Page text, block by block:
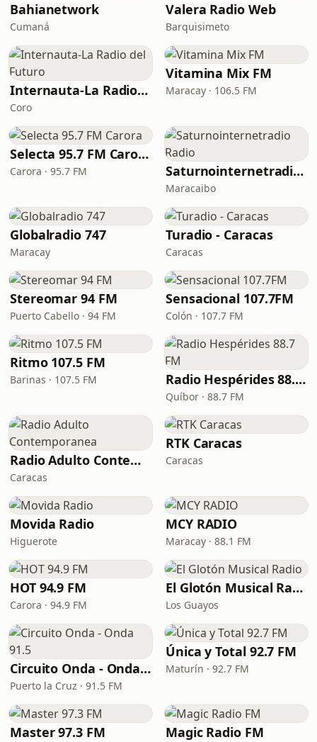
Bahianetwork
Cumaná
Valera Radio Web
Barquisimeto
Internauta-La Radio del Futuro
Coro
Vitamina Mix FM
Maracay · 106.5 FM
Selecta 95.7 FM Carora
Carora · 95.7 FM Saturnointernetradio Radio
Maracaibo
Globalradio 747
Maracay
Turadio - Caracas
Caracas
Stereomar 94 FM
Puerto Cabello · 94 FM
Sensacional 107.7FM
Colón · 107.7 FM
Ritmo 107.5 FM
Barinas · 107.5 FM Radio Hespérides 88.7 FM
Quíbor · 88.7 FM
Radio Adulto Contemporanea
Caracas
RTK Caracas
Caracas
Movida Radio
Higuerote
MCY RADIO
Maracay · 88.1 FM
HOT 94.9 FM
Carora · 94.9 FM
El Glotón Musical Radio
Los Guayos
Circuito Onda - Onda 91.5
Puerto la Cruz · 91.5 FM
Única y Total 92.7 FM
Maturín · 92.7 FM
Master 97.3 FM Magic Radio FM